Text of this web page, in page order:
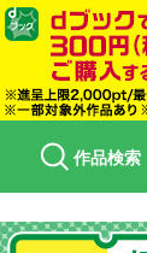
作品検索